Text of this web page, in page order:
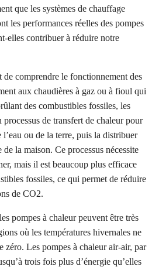
que les systèmes de chauffage
les performances réelles des pompes
elles contribuer à réduire notre
comprendre le fonctionnement des
aux chaudières à gaz ou à fioul qui
des combustibles fossiles, les
de transfert de chaleur pour
ou de la terre, puis la distribuer
la maison. Ce processus nécessite
mais il est beaucoup plus efficace
fossiles, ce qui permet de réduire
de CO2.
pompes à chaleur peuvent être très
où les températures hivernales ne
zéro. Les pompes à chaleur air-air, par
trois fois plus d’énergie qu’elles